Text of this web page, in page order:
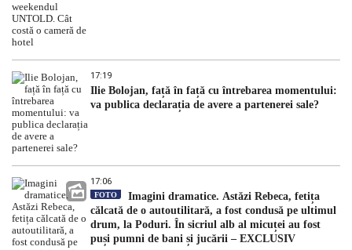
17:19
Ilie Bolojan, față în față cu întrebarea momentului:
va publica declarația de avere a partenerei sale?
17:06
FOTO
Imagini dramatice. Astăzi Rebeca, fetița
călcată de o autoutilitară, a fost condusă pe ultimul
drum, la Poduri. În sicriul alb al micuței au fost
puși pumni de bani și jucării – EXCLUSIV